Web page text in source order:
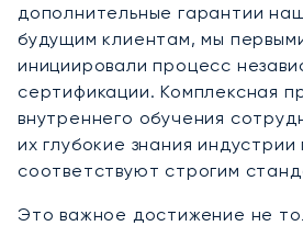
дополнительные гарантии
будущим клиентам, мы
инициировали процесс
сертификации. Комплексная
внутреннего обучения
их глубокие знания
соответствуют строгим
Это важное достижение не